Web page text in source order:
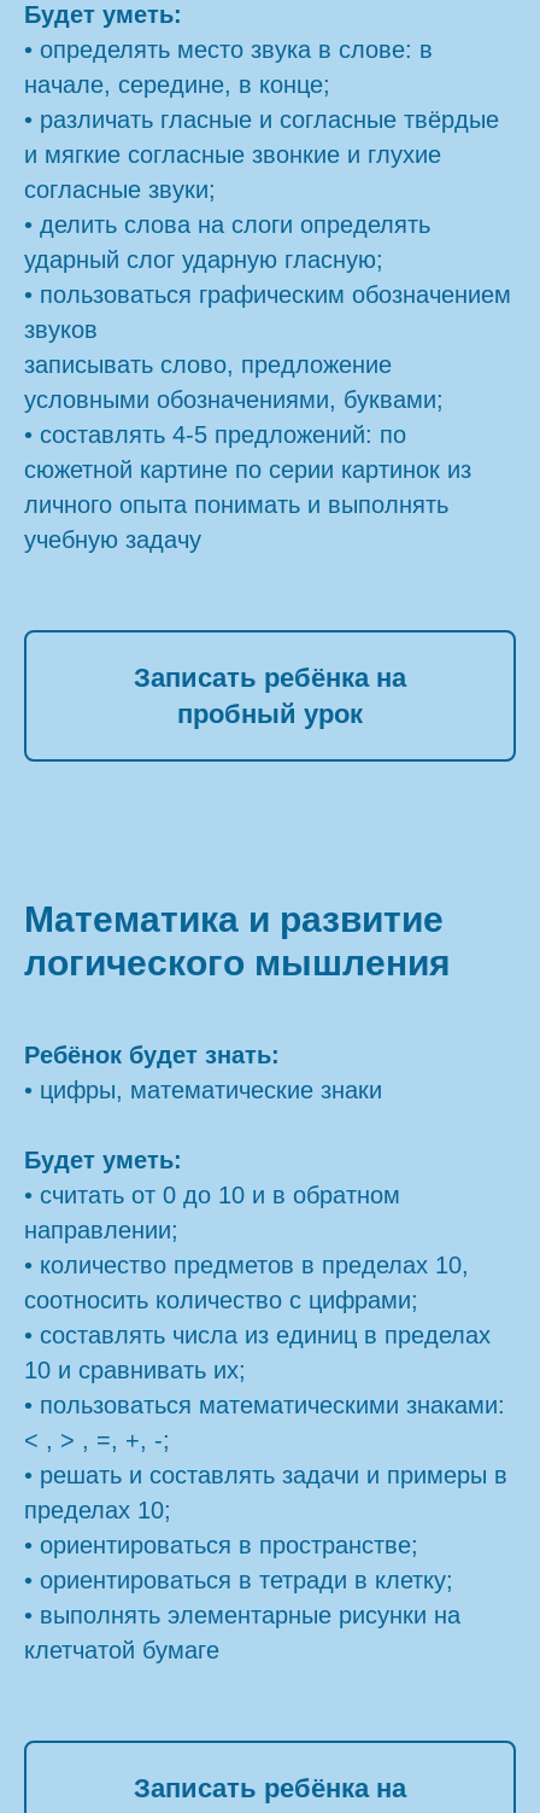
Будет уметь:
• определять место звука в слове: в
начале, середине, в конце;
• различать гласные и согласные твёрдые
и мягкие согласные звонкие и глухие
согласные звуки;
• делить слова на слоги определять
ударный слог ударную гласную;
• пользоваться графическим обозначением
звуков
записывать слово, предложение
условными обозначениями, буквами;
• составлять 4-5 предложений: по
сюжетной картине по серии картинок из
личного опыта понимать и выполнять
учебную задачу
Записать ребёнка на
пробный урок
Математика и развитие
логического мышления
Ребёнок будет знать:
• цифры, математические знаки
Будет уметь:
• считать от 0 до 10 и в обратном
направлении;
• количество предметов в пределах 10,
соотносить количество с цифрами;
• составлять числа из единиц в пределах
10 и сравнивать их;
• пользоваться математическими знаками:
< , > , =, +, -;
• решать и составлять задачи и примеры в
пределах 10;
• ориентироваться в пространстве;
• ориентироваться в тетради в клетку;
• выполнять элементарные рисунки на
клетчатой бумаге
Записать ребёнка на